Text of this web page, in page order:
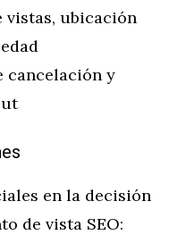
vistas, ubicación
cancelación y
en la decisión
de vista SEO: